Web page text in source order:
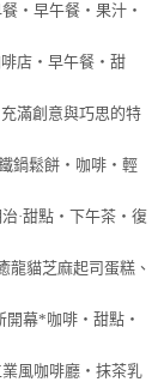
餐‧早午餐‧果汁‧
啡店‧早午餐‧甜
滿創意與巧思的特
鐵鍋鬆餅‧咖啡‧輕
治·甜點‧下午茶‧復
龍貓芝麻起司蛋糕、
開幕*咖啡‧甜點‧
業風咖啡廳‧抹茶乳